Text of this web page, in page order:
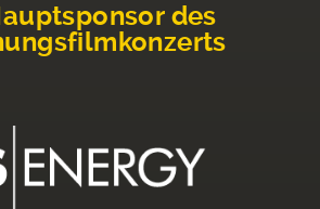
des